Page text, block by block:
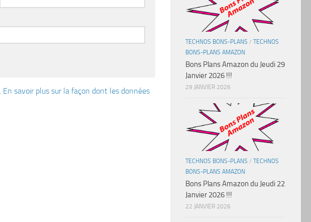
En savoir plus sur la façon dont les données
TECHNOS BONS-PLANS / TECHNOS
BONS-PLANS AMAZON
Bons Plans Amazon du Jeudi 29
Janvier 2026 !!!
29 JANVIER 2026
TECHNOS BONS-PLANS / TECHNOS
BONS-PLANS AMAZON
Bons Plans Amazon du Jeudi 22
Janvier 2026 !!!
22 JANVIER 2026